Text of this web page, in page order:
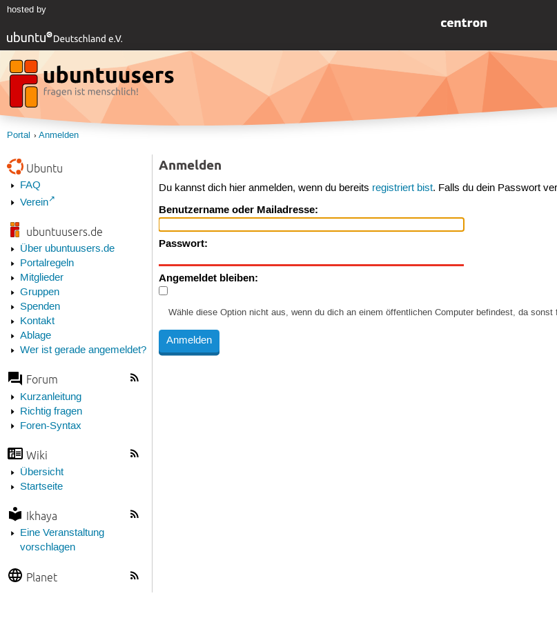
hosted by
Portal Anmelden
Ubuntu
FAQ
Verein
ubuntuusers.de
Über ubuntuusers.de
Portalregeln
Mitglieder
Gruppen
Spenden
Kontakt
Ablage
Wer ist gerade angemeldet?
Forum
Kurzanleitung
Richtig fragen
Foren-Syntax
Wiki
Übersicht
Startseite
Ikhaya
Eine Veranstaltung
vorschlagen
Planet
Anmelden
Du kannst dich hier anmelden, wenn du bereits registriert bist. Falls du dein Passwort
Benutzername oder Mailadresse:
Passwort:
Angemeldet bleiben:
Wähle diese Option nicht aus, wenn du dich an einem öffentlichen Computer befindest, da